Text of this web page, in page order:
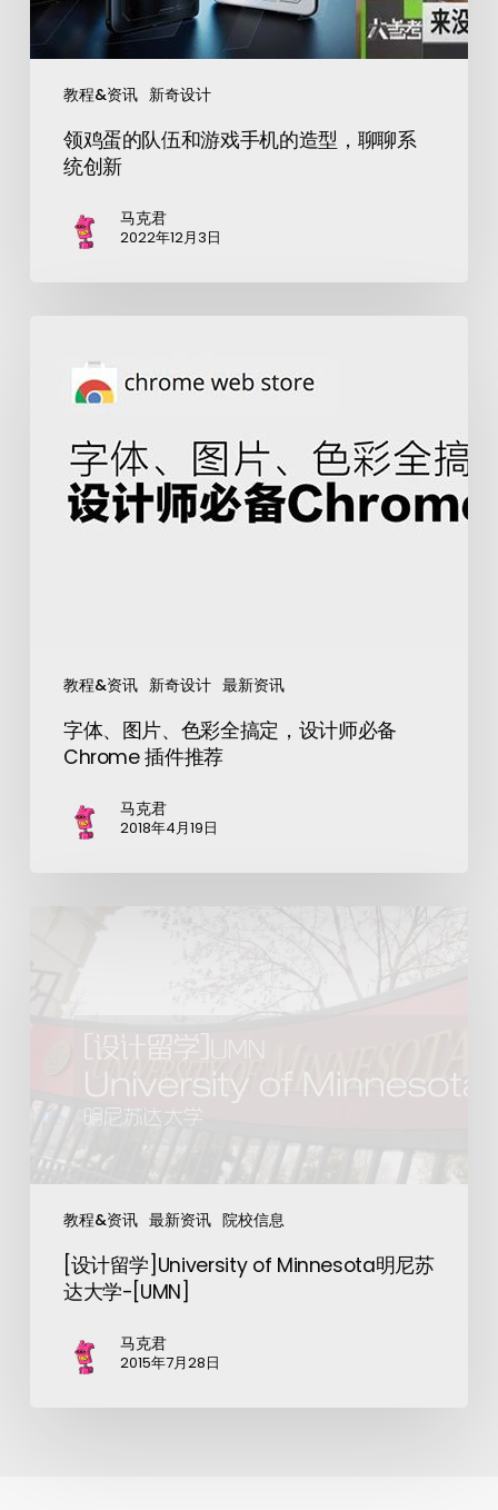
教程&资讯 新奇设计
领鸡蛋的队伍和游戏手机的造型，聊聊系
统创新
马克君
2022年12月3日
教程&资讯 新奇设计 最新资讯
字体、图片、色彩全搞定，设计师必备
Chrome 插件推荐
马克君
2018年4月19日
教程&资讯 最新资讯 院校信息
[设计留学]University of Minnesota明尼苏
达大学-[UMN]
马克君
2015年7月28日